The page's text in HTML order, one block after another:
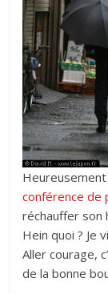
conférence de
réchauffer son
Hein quoi ? Je
Aller courage,
de la bonne